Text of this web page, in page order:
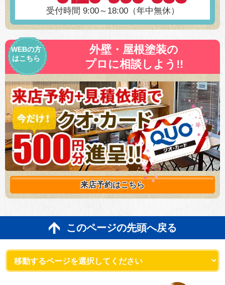
受付時間 9:00～18:00（年中無休）
WEBの方
はこちら
外壁・屋根塗装の
プロに相談しよう!!
来店予約はこちら
このページの先頭へ戻る